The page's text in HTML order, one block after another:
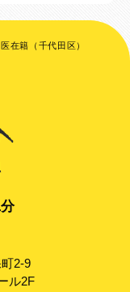
在籍（千代田区）
2-9
ル2F